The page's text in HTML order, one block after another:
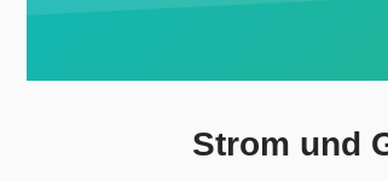
Strom und